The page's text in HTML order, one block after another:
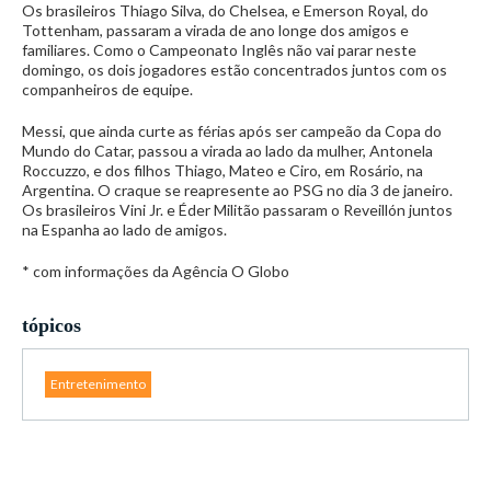
Os brasileiros Thiago Silva, do Chelsea, e Emerson Royal, do
Tottenham, passaram a virada de ano longe dos amigos e
familiares. Como o Campeonato Inglês não vai parar neste
domingo, os dois jogadores estão concentrados juntos com os
companheiros de equipe.
Messi, que ainda curte as férias após ser campeão da Copa do
Mundo do Catar, passou a virada ao lado da mulher, Antonela
Roccuzzo, e dos filhos Thiago, Mateo e Ciro, em Rosário, na
Argentina. O craque se reapresente ao PSG no dia 3 de janeiro.
Os brasileiros Vini Jr. e Éder Militão passaram o Reveillón juntos
na Espanha ao lado de amigos.
* com informações da Agência O Globo
tópicos
Entretenimento